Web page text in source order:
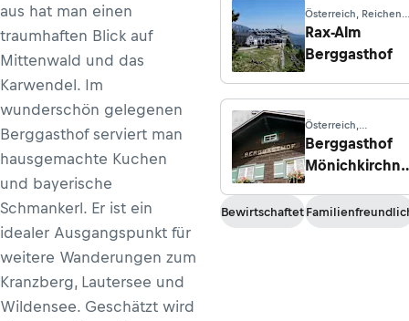
aus hat man einen
traumhaften Blick auf
Mittenwald und das
Karwendel. Im
wunderschön gelegenen
Berggasthof serviert man
hausgemachte Kuchen
und bayerische
Schmankerl. Er ist ein
idealer Ausgangspunkt für
weitere Wanderungen zum
Kranzberg, Lautersee und
Wildensee. Geschätzt wird
Österreich,
an der Rax
Rax-Alm
Berggasthof
Österreich,
Mönichkirchen
Berggasthof
Bewirtschaftet